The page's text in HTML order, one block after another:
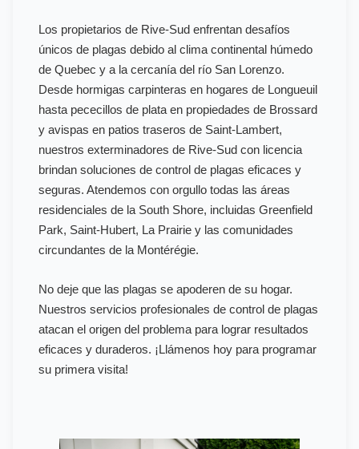
Los propietarios de Rive-Sud enfrentan desafíos
únicos de plagas debido al clima continental húmedo
de Quebec y a la cercanía del río San Lorenzo.
Desde hormigas carpinteras en hogares de Longueuil
hasta pececillos de plata en propiedades de Brossard
y avispas en patios traseros de Saint-Lambert,
nuestros exterminadores de Rive-Sud con licencia
brindan soluciones de control de plagas eficaces y
seguras. Atendemos con orgullo todas las áreas
residenciales de la South Shore, incluidas Greenfield
Park, Saint-Hubert, La Prairie y las comunidades
circundantes de la Montérégie.
No deje que las plagas se apoderen de su hogar.
Nuestros servicios profesionales de control de plagas
atacan el origen del problema para lograr resultados
eficaces y duraderos. ¡Llámenos hoy para programar
su primera visita!